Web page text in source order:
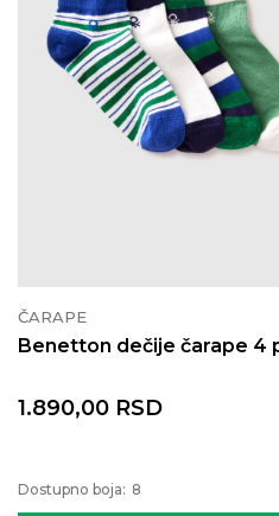
ČARAPE
Benetton dečije čarape 4
1.890,00 RSD
Dostupno boja: 8